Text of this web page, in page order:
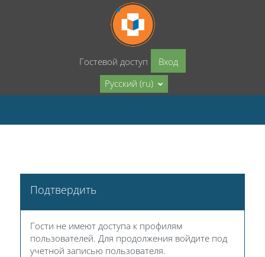
Перейти к основному содержанию
Гостевой доступ
Вход
Русский ‎(ru)‎
Подтвердить
Гости не имеют доступа к профилям
пользователей. Для продолжения войдите под
учетной записью пользователя.